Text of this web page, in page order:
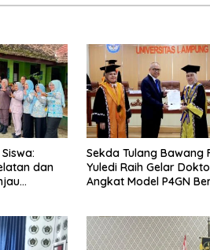
dan
Sekda Tulang Bawang
Yuledi Raih Gelar
Angkat Model P4GN